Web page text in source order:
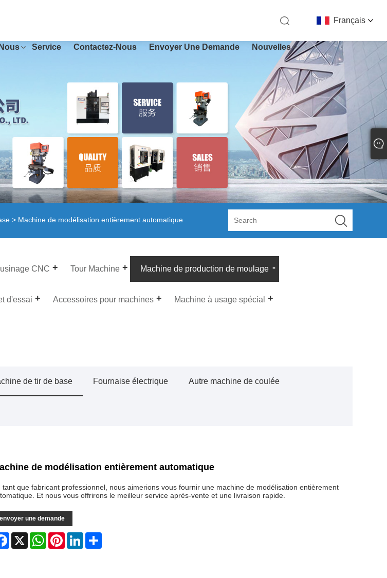
Français
Service Contactez-Nous Envoyer Une Demande Nouvelles
> Machine de modélisation entièrement automatique
CNC Tour Machine Machine de production de moulage
d'essai Accessoires pour machines Machine à usage spécial
de tir de base Fournaise électrique Autre machine de coulée
de modélisation entièrement automatique
tant que fabricant professionnel, nous aimerions vous fournir une machine de modélisation entièrement
Et nous vous offrirons le meilleur service après-vente et une livraison rapide.
envoyer une demande
Facebook
X WhatsAppPinterestLinkedIn